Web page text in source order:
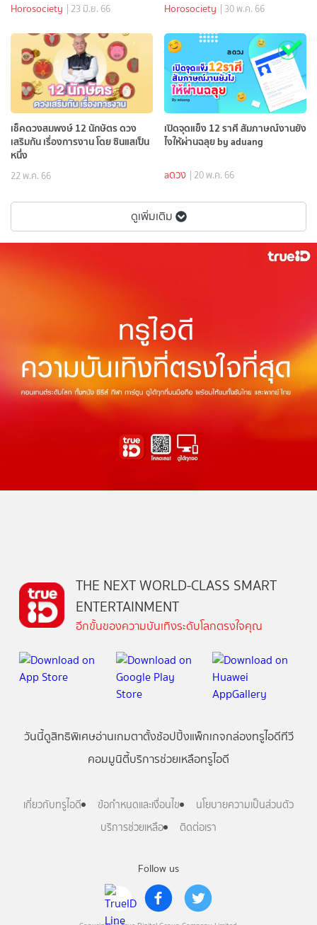
Horosociety | 23 มิ.ย. 66 Horosociety | 30 พ.ค. 66
เช็คดวงสมพงษ์ 12 นักษัตร ดวง
เสริมกัน เรื่องการงาน โดย ซินแสเป็น
หนึ่ง
22 พ.ค. 66
เปิดจุดแข็ง 12 ราศี สัมภาษณ์งานยัง
ไงให้ผ่านฉลุย by aduang
aดวง | 20 พ.ค. 66
ดูเพิ่มเติม
Follow us
THE NEXT WORLD-CLASS SMART
ENTERTAINMENT
อีกขั้นของความบันเทิงระดับโลกตรงใจคุณ
วันนี้ดูสิทธิพิเศษอ่านเกมตาตั้งช้อปปิ้งแพ็กเกจกล่องทรูไอดีทีวี
คอมมูนิตี้บริการช่วยเหลือทรูไอดี
เกี่ยวกับทรูไอดี ข้อกำหนดและเงื่อนไข
นโยบายความเป็นส่วนตัว
บริการช่วยเหลือ
ติดต่อเรา